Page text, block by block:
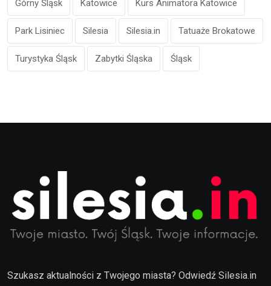
Górny Śląsk Katowice Kurs Animatora Katowice
Park Lisiniec Silesia Silesia.in Tatuaże Brokatowe
Turystyka Śląsk Zabytki Śląska Śląsk
Szukasz aktualności z Twojego miasta? Odwiedź Silesia.in